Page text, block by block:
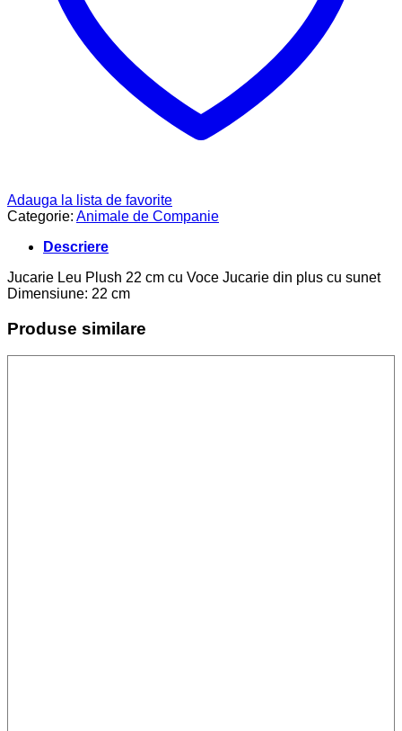
Adauga la lista de favorite
Categorie: Animale de Companie
Descriere
Jucarie Leu Plush 22 cm cu Voce Jucarie din plus cu sunet
Dimensiune: 22 cm
Produse similare